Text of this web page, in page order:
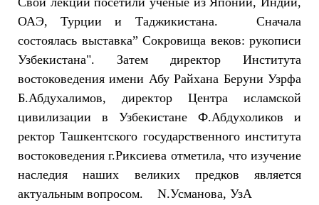
ОАЭ, Турции и Таджикистана. Сначала
состоялась выставка” Сокровища веков: рукописи
Узбекистана". Затем директор Института
востоковедения имени Абу Райхана Беруни Узрфа
Б.Абдухалимов, директор Центра исламской
цивилизации в Узбекистане Ф.Абдухоликов и
ректор Ташкентского государственного института
востоковедения г.Риксиева отметила, что изучение
наследия наших великих предков является
актуальным вопросом. N.Усманова, УзА